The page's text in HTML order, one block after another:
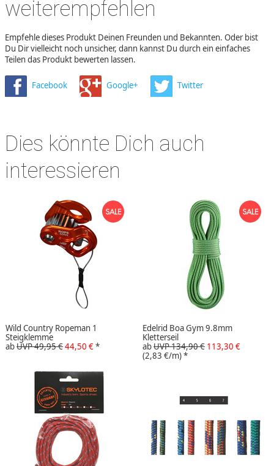
weiterempfehlen
Empfehle dieses Produkt Deinen Freunden und Bekannten. Oder bist
Du Dir vielleicht noch unsicher, dann kannst Du durch ein einfaches
Teilen das Produkt bewerten lassen.
Facebook Google+ Twitter
Dies könnte Dich auch
interessieren
Wild Country Ropeman 1
Steigklemme
abUVP 49,95 €44,50 €*
Edelrid Boa Gym 9.8mm
Kletterseil
abUVP 134,90 € 113,30 €
(2,83 €/m)*